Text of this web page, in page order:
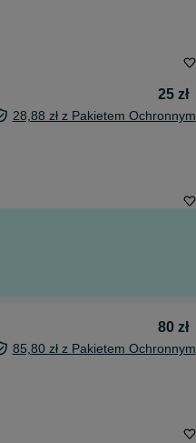
25 zł
28,88 zł z Pakietem Ochronnym
80 zł
85,80 zł z Pakietem Ochronnym